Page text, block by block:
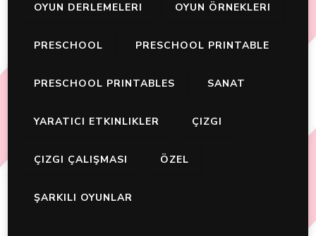
OYUN DERLEMELERI OYUN ÖRNEKLERI
PRESCHOOL PRESCHOOL PRINTABLE
PRESCHOOL PRINTABLES SANAT
YARATICI ETKINLIKLER ÇIZGI
ÇIZGI ÇALIŞMASI ÖZEL
ŞARKILI OYUNLAR